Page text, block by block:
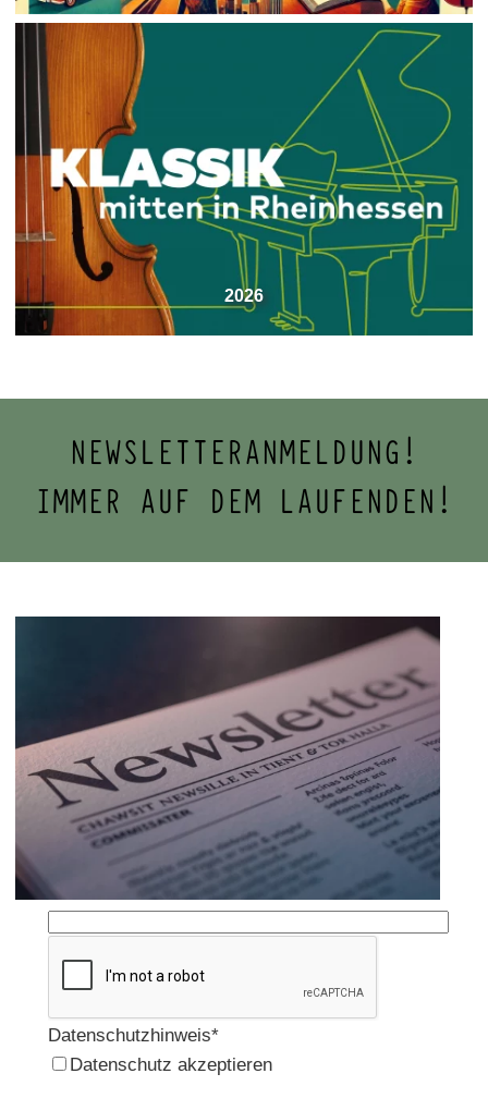
2026
NEWSLETTERANMELDUNG!
IMMER AUF DEM LAUFENDEN!
E-Mail*
Datenschutzhinweis*
Datenschutz akzeptieren